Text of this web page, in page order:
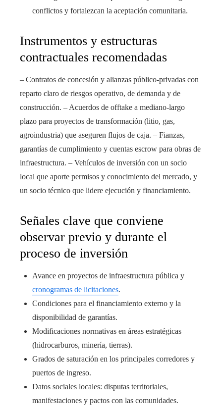
conflictos y fortalezcan la aceptación comunitaria.
Instrumentos y estructuras
contractuales recomendadas
– Contratos de concesión y alianzas público-privadas con
reparto claro de riesgos operativo, de demanda y de
construcción. – Acuerdos de offtake a mediano-largo
plazo para proyectos de transformación (litio, gas,
agroindustria) que aseguren flujos de caja. – Fianzas,
garantías de cumplimiento y cuentas escrow para obras de
infraestructura. – Vehículos de inversión con un socio
local que aporte permisos y conocimiento del mercado, y
un socio técnico que lidere ejecución y financiamiento.
Señales clave que conviene
observar previo y durante el
proceso de inversión
Avance en proyectos de infraestructura pública y
cronogramas de licitaciones.
Condiciones para el financiamiento externo y la
disponibilidad de garantías.
Modificaciones normativas en áreas estratégicas
(hidrocarburos, minería, tierras).
Grados de saturación en los principales corredores y
puertos de ingreso.
Datos sociales locales: disputas territoriales,
manifestaciones y pactos con las comunidades.